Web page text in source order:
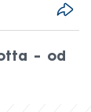
- od